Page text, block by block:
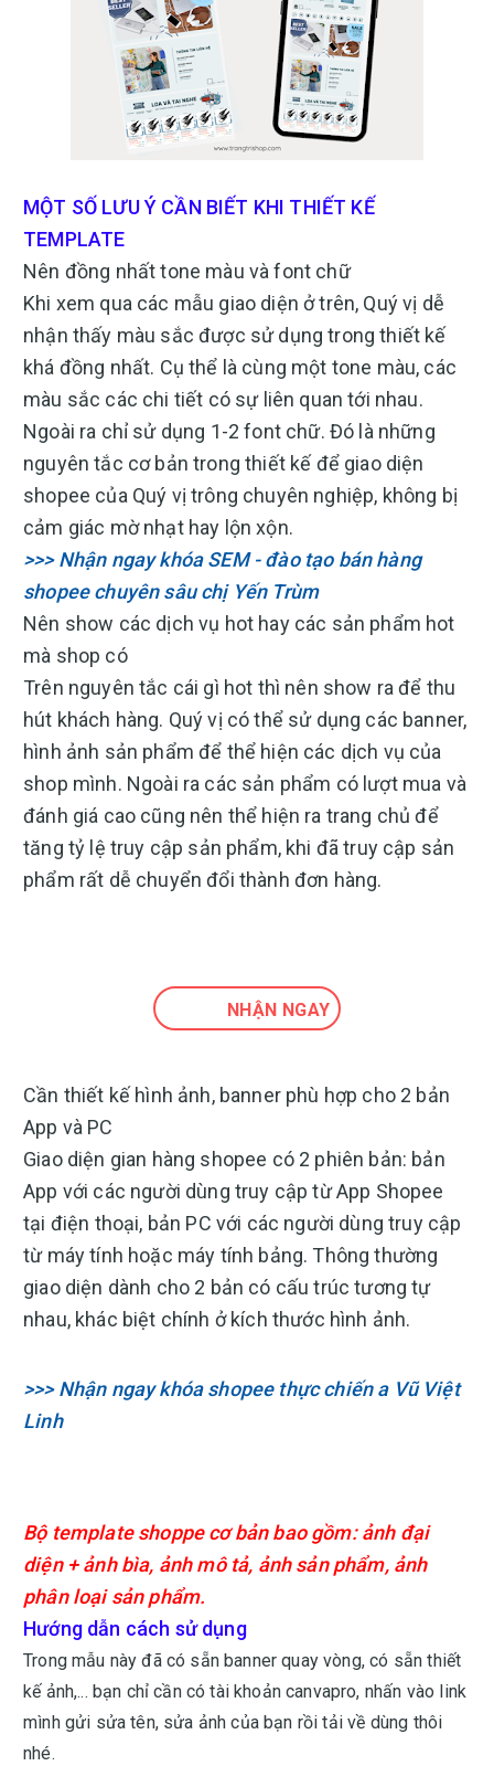
MỘT SỐ LƯU Ý CẦN BIẾT KHI THIẾT KẾ
TEMPLATE
Nên đồng nhất tone màu và font chữ
Khi xem qua các mẫu giao diện ở trên, Quý vị dễ
nhận thấy màu sắc được sử dụng trong thiết kế
khá đồng nhất. Cụ thể là cùng một tone màu, các
màu sắc các chi tiết có sự liên quan tới nhau.
Ngoài ra chỉ sử dụng 1-2 font chữ. Đó là những
nguyên tắc cơ bản trong thiết kế để giao diện
shopee của Quý vị trông chuyên nghiệp, không bị
cảm giác mờ nhạt hay lộn xộn.
>>> Nhận ngay khóa SEM - đào tạo bán hàng
shopee chuyên sâu chị Yến Trùm
Nên show các dịch vụ hot hay các sản phẩm hot
mà shop có
Trên nguyên tắc cái gì hot thì nên show ra để thu
hút khách hàng. Quý vị có thể sử dụng các banner,
hình ảnh sản phẩm để thể hiện các dịch vụ của
shop mình. Ngoài ra các sản phẩm có lượt mua và
đánh giá cao cũng nên thể hiện ra trang chủ để
tăng tỷ lệ truy cập sản phẩm, khi đã truy cập sản
phẩm rất dễ chuyển đổi thành đơn hàng.
NHẬN NGAY
Cần thiết kế hình ảnh, banner phù hợp cho 2 bản
App và PC
Giao diện gian hàng shopee có 2 phiên bản: bản
App với các người dùng truy cập từ App Shopee
tại điện thoại, bản PC với các người dùng truy cập
từ máy tính hoặc máy tính bảng. Thông thường
giao diện dành cho 2 bản có cấu trúc tương tự
nhau, khác biệt chính ở kích thước hình ảnh.
>>> Nhận ngay khóa shopee thực chiến a Vũ Việt
Linh
Bộ template shoppe cơ bản bao gồm: ảnh đại
diện + ảnh bìa, ảnh mô tả, ảnh sản phẩm, ảnh
phân loại sản phẩm.
Hướng dẫn cách sử dụng
Trong mẫu này đã có sẵn banner quay vòng, có sẵn thiết
kế ảnh,... bạn chỉ cần có tài khoản canvapro, nhấn vào link
mình gửi sửa tên, sửa ảnh của bạn rồi tải về dùng thôi
nhé.